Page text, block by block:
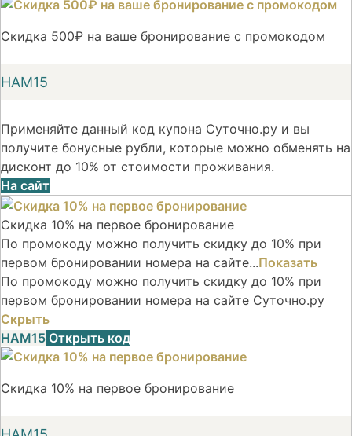
Скидка 500₽ на ваше бронирование с промокодом
НАМ15
Применяйте данный код купона Суточно.ру и вы
получите бонусные рубли, которые можно обменять на
дисконт до 10% от стоимости проживания.
На сайт
Скидка 10% на первое бронирование
По промокоду можно получить скидку до 10% при
первом бронировании номера на сайте...Показать
По промокоду можно получить скидку до 10% при
первом бронировании номера на сайте Суточно.ру
Скрыть
НАМ15 Открыть код
Скидка 10% на первое бронирование